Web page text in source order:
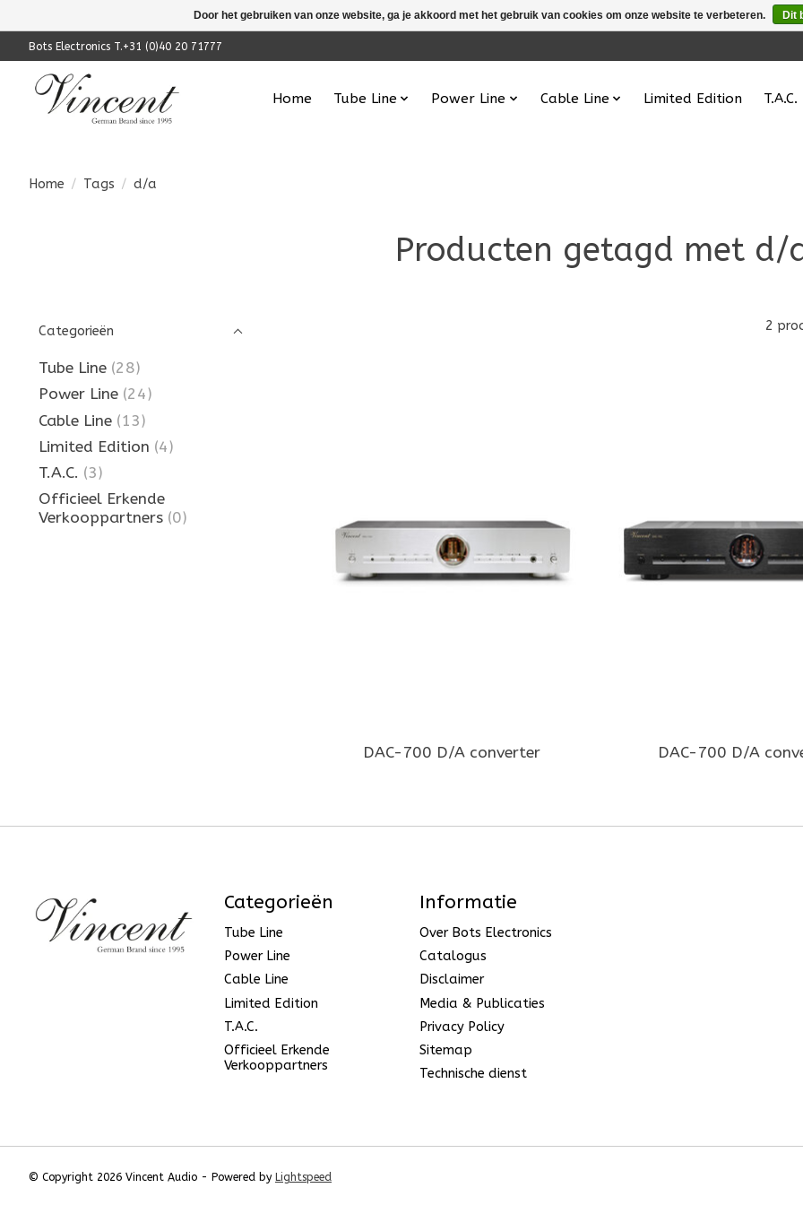
Bots Electronics T.+31 (0)40 20 71777
Home Tube Line Power Line Cable Line Limited Edition T.A.C.
Home / Tags / d/a
Producten getagd met d/
Categorieën
Tube Line (28)
Power Line (24)
Cable Line (13)
Limited Edition (4)
T.A.C. (3)
Officieel Erkende
Verkooppartners (0)
2
DAC-700 D/A converter DAC-700 D/A
Categorieën
Tube Line
Power Line
Cable Line
Limited Edition
T.A.C.
Officieel Erkende
Verkooppartners
Informatie
Over Bots Electronics
Catalogus
Disclaimer
Media & Publicaties
Privacy Policy
Sitemap
Technische dienst
© Copyright 2026 Vincent Audio - Powered by Lightspeed
Door het gebruiken van onze website, ga je akkoord met het gebruik van cookies om onze website te verbeteren. Dit